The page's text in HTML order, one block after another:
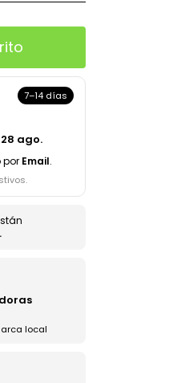
7–14 días
ago.
por Email.
local